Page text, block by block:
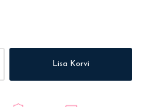
Lisa Korvi